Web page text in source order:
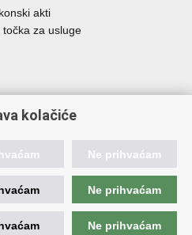
akti
za usluge
kolačiće
Ne prihvaćam
Ne prihvaćam
Ne prihvaćam